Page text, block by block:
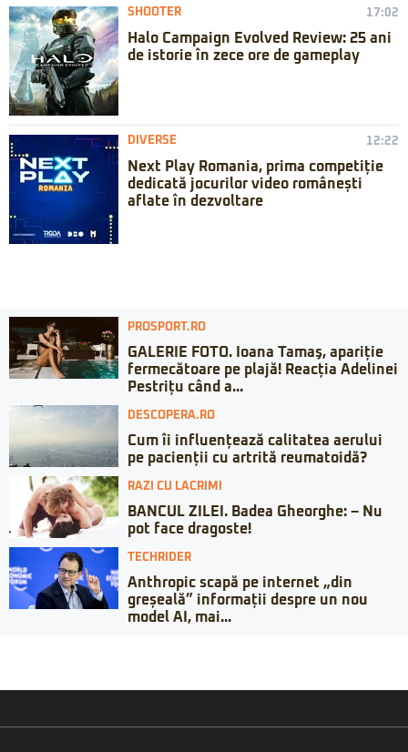
SHOOTER 17:02
Halo Campaign Evolved Review: 25 ani
de istorie în zece ore de gameplay
DIVERSE 12:22
Next Play Romania, prima competiție
dedicată jocurilor video românești
aflate în dezvoltare
PROSPORT.RO
GALERIE FOTO. Ioana Tamaş, apariție
fermecătoare pe plajă! Reacția Adelinei
Pestrițu când a...
DESCOPERA.RO
Cum îi influențează calitatea aerului
pe pacienții cu artrită reumatoidă?
RAZI CU LACRIMI
BANCUL ZILEI. Badea Gheorghe: – Nu
pot face dragoste!
TECHRIDER
Anthropic scapă pe internet „din
greșeală” informații despre un nou
model AI, mai...